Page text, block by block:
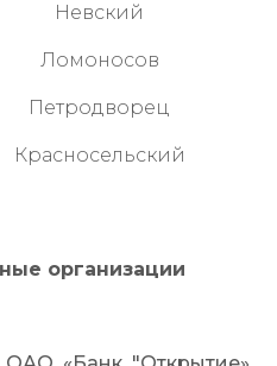
Невский
Ломоносов
Петродворец
Красносельский
организации